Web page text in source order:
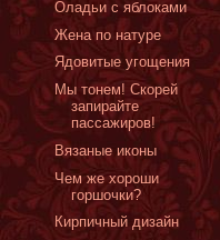
Оладьи с яблоками
Жена по натуре
Ядовитые угощения
Мы тонем! Скорей
запирайте
пассажиров!
Вязаные иконы
Чем же хороши
горшочки?
Кирпичный дизайн